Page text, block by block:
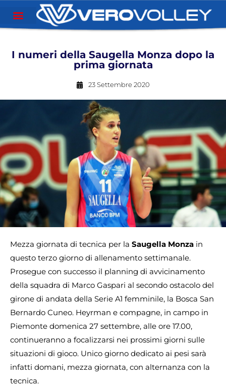
I numeri della Saugella Monza dopo la
prima giornata
23 Settembre 2020
Mezza giornata di tecnica per la Saugella Monza in
questo terzo giorno di allenamento settimanale.
Prosegue con successo il planning di avvicinamento
della squadra di Marco Gaspari al secondo ostacolo del
girone di andata della Serie A1 femminile, la Bosca San
Bernardo Cuneo. Heyrman e compagne, in campo in
Piemonte domenica 27 settembre, alle ore 17.00,
continueranno a focalizzarsi nei prossimi giorni sulle
situazioni di gioco. Unico giorno dedicato ai pesi sarà
infatti domani, mezza giornata, con alternanza con la
tecnica.